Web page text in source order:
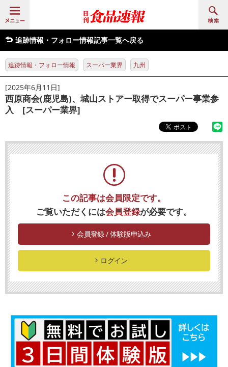
追跡情報・フォロー情報記事一覧へ戻る
追跡情報・フォロー情報 スーパー業界 九州
[2025年6月11日]
西原商会(鹿児島)、城山ストアー取得でスーパー事業参
入 [スーパー業界]
この記事は会員限定です。
ご覧いただくには会員登録が必要です。
会員登録 / 体験版申込み
ログイン